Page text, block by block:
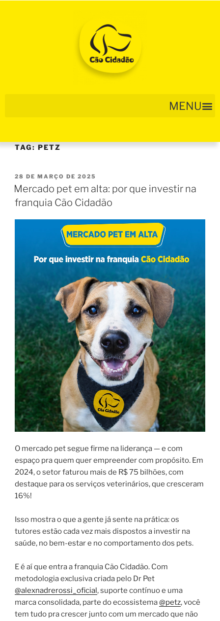
TAG:PETZ
28 DE MARÇO DE 2025
Mercado pet em alta: por que investir na
franquia Cão Cidadão
O mercado pet segue firme na liderança — e com
espaço pra quem quer empreender com propósito. Em
2024, o setor faturou mais de R$ 75 bilhões, com
destaque para os serviços veterinários, que cresceram
16%!
Isso mostra o que a gente já sente na prática: os
tutores estão cada vez mais dispostos a investir na
saúde, no bem-estar e no comportamento dos pets.
E é aí que entra a franquia Cão Cidadão. Com
metodologia exclusiva criada pelo Dr Pet
@alexnadrerossi_oficial , suporte contínuo e uma
marca consolidada, parte do ecossistema@petz, você
tem tudo pra crescer junto com um mercado que não